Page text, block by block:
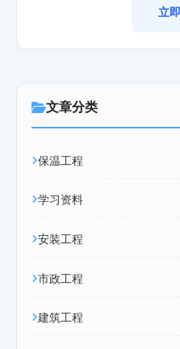
立
文章分类
保温工程
学习资料
安装工程
市政工程
建筑工程